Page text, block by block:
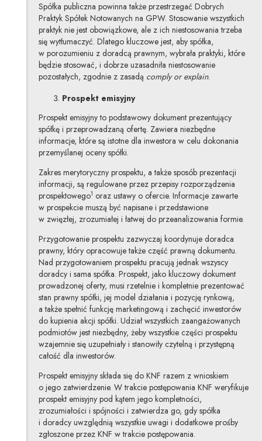
Spółka publiczna powinna także przestrzegać Dobrych
Praktyk Spółek Notowanych na GPW. Stosowanie wszystkich
praktyk nie jest obowiązkowe, ale z ich niestosowania trzeba
się wytłumaczyć. Dlatego kluczowe jest, aby spółka,
w porozumieniu z doradcą prawnym, wybrała praktyki, które
będzie stosować, i dobrze uzasadniła niestosowanie
pozostałych, zgodnie z zasadą comply or explain.
Prospekt emisyjny
Prospekt emisyjny to podstawowy dokument prezentujący
spółkę i przeprowadzaną ofertę. Zawiera niezbędne
informacje, które są istotne dla inwestora w celu dokonania
przemyślanej oceny spółki.
Zakres merytoryczny prospektu, a także sposób prezentacji
informacji, są regulowane przez przepisy rozporządzenia
prospektowego1 oraz ustawy o ofercie. Informacje zawarte
w prospekcie muszą być napisane i przedstawione
w zwięzłej, zrozumiałej i łatwej do przeanalizowania formie.
Przygotowanie prospektu zazwyczaj koordynuje doradca
prawny, który opracowuje także część prawną dokumentu.
Nad przygotowaniem prospektu pracują jednak wszyscy
doradcy i sama spółka. Prospekt, jako kluczowy dokument
prowadzonej oferty, musi rzetelnie i kompletnie prezentować
stan prawny spółki, jej model działania i pozycję rynkową,
a także spełnić funkcję marketingową i zachęcić inwestorów
do kupienia akcji spółki. Udział wszystkich zaangażowanych
podmiotów jest niezbędny, żeby wszystkie części prospektu
wzajemnie się uzupełniały i stanowiły czytelną i przystępną
całość dla inwestorów.
Prospekt emisyjny składa się do KNF razem z wnioskiem
o jego zatwierdzenie. W trakcie postępowania KNF weryfikuje
prospekt emisyjny pod kątem jego kompletności,
zrozumiałości i spójności i zatwierdza go, gdy spółka
i doradcy uwzględnią wszystkie uwagi i dodatkowe prośby
zgłoszone przez KNF w trakcie postępowania.